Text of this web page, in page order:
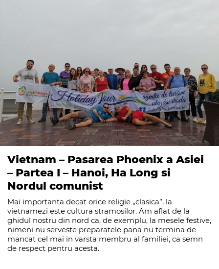
Vietnam – Pasarea Phoenix a Asiei
– Partea I – Hanoi, Ha Long si
Nordul comunist
Mai importanta decat orice religie „clasica”, la
vietnamezi este cultura stramosilor. Am aflat de la
ghidul nostru din nord ca, de exemplu, la mesele festive,
nimeni nu serveste preparatele pana nu termina de
mancat cel mai in varsta membru al familiei, ca semn
de respect pentru acesta.